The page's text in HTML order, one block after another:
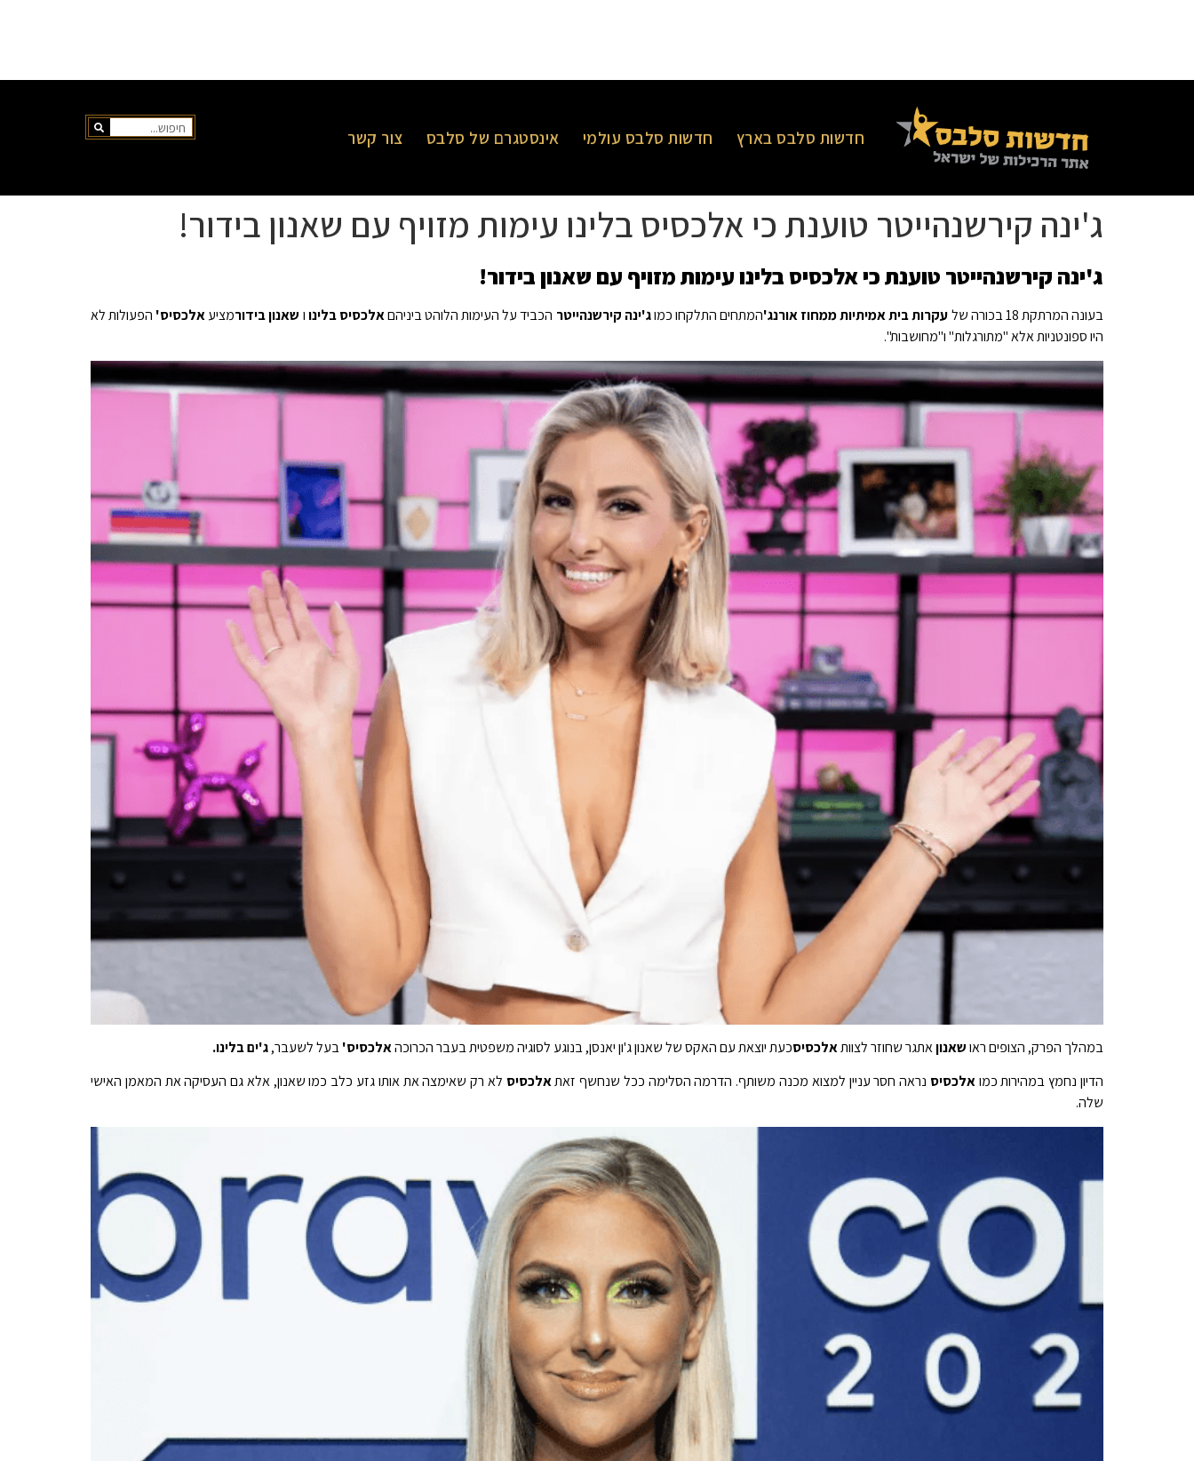
חדשות סלבס בארץ חדשות סלבס עולמי אינסטגרם של סלבס צור קשר
ג'ינה קירשנהייטר טוענת כי אלכסיס בלינו עימות מזויף עם שאנון בידור!
ג'ינה קירשנהייטר טוענת כי אלכסיס בלינו עימות מזויף עם שאנון בידור!
בעונה המרתקת 18 בכורה של עקרות בית אמיתיות ממחוז אורנג'המתחים התלקחו כמוג'ינה קירשנהייטר הכביד על העימות הלוהט ביניהםאלכסיס בלינוו שאנון בידורמציעאלכסיס' הפעולות לא
היו ספונטניות אלא "מתורגלות" ו"מחושבות".
במהלך הפרק, הצופים ראושאנוןאתגר שחוזר לצוותאלכסיסכעת יוצאת עם האקס של שאנון ג'ון יאנסן, בנוגע לסוגיה משפטית בעבר הכרוכהאלכסיס'בעל לשעבר,ג'ים בלינו.
הדיון נחמץ במהירות כמואלכסיס נראה חסר עניין למצוא מכנה משותף. הדרמה הסלימה ככל שנחשף זאתאלכסיס לא רק שאימצה את אותו גזע כלב כמו שאנון, אלא גם העסיקה את המאמן האישי
שלה.